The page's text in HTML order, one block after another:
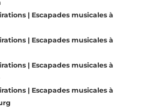
| Escapades musicales à
| Escapades musicales à
| Escapades musicales à
| Escapades musicales à